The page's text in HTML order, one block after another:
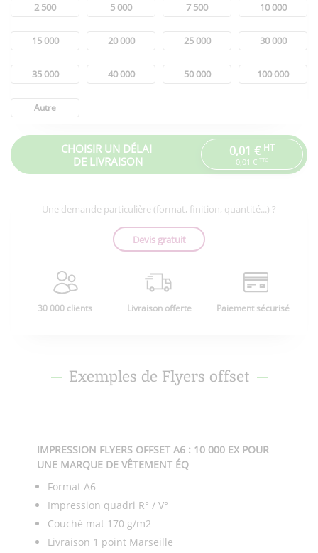
0,01 € HT
0,01 € TTC
2 500 5 000 7 500 10 000
15 000 20 000 25 000 30 000
35 000 40 000 50 000 100 000
Autre
CHOISIR UN DÉLAI
DE LIVRAISON
Une demande particulière (format, finition, quantité...) ?
Devis gratuit
30 000 clients Livraison offerte Paiement sécurisé
Exemples de Flyers offset
IMPRESSION FLYERS OFFSET A6 : 10 000 EX POUR
UNE MARQUE DE VÊTEMENT ÉQ
Format A6
Impression quadri R° / V°
Couché mat 170 g/m2
Livraison 1 point Marseille